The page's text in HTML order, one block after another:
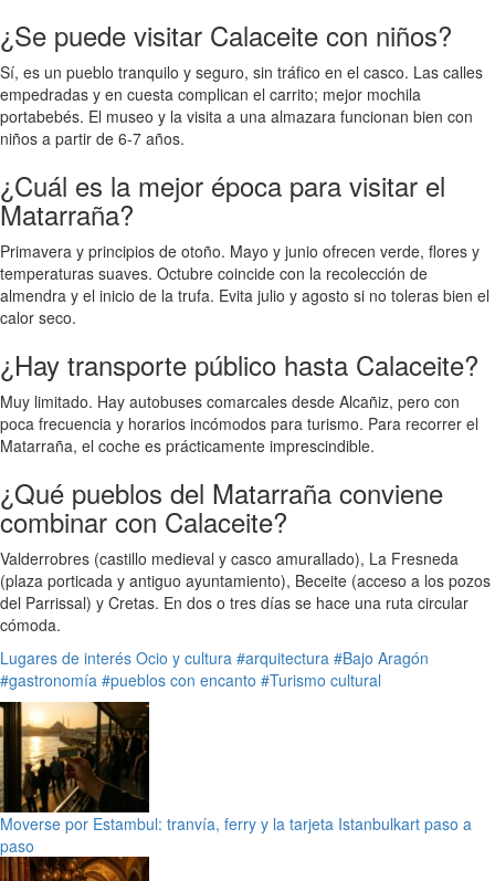
¿Se puede visitar Calaceite con niños?
Sí, es un pueblo tranquilo y seguro, sin tráfico en el casco. Las calles
empedradas y en cuesta complican el carrito; mejor mochila
portabebés. El museo y la visita a una almazara funcionan bien con
niños a partir de 6-7 años.
¿Cuál es la mejor época para visitar el
Matarraña?
Primavera y principios de otoño. Mayo y junio ofrecen verde, flores y
temperaturas suaves. Octubre coincide con la recolección de
almendra y el inicio de la trufa. Evita julio y agosto si no toleras bien el
calor seco.
¿Hay transporte público hasta Calaceite?
Muy limitado. Hay autobuses comarcales desde Alcañiz, pero con
poca frecuencia y horarios incómodos para turismo. Para recorrer el
Matarraña, el coche es prácticamente imprescindible.
¿Qué pueblos del Matarraña conviene
combinar con Calaceite?
Valderrobres (castillo medieval y casco amurallado), La Fresneda
(plaza porticada y antiguo ayuntamiento), Beceite (acceso a los pozos
del Parrissal) y Cretas. En dos o tres días se hace una ruta circular
cómoda.
Lugares de interés Ocio y cultura #arquitectura #Bajo Aragón
#gastronomía #pueblos con encanto #Turismo cultural
Moverse por Estambul: tranvía, ferry y la tarjeta Istanbulkart paso a
paso